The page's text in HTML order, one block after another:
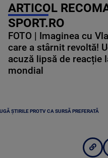
ARTICOL
SPORT.RO
FOTO | Imaginea cu
care a stârnit revoltă!
acuză lipsă de reacție
mondial
ȘTIRILE PROTV CA SURSĂ PREFERATĂ